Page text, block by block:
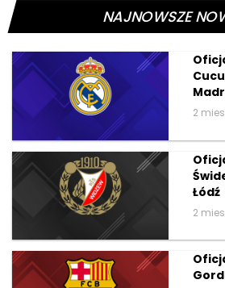
NAJNOWSZE
2
Łódź
2